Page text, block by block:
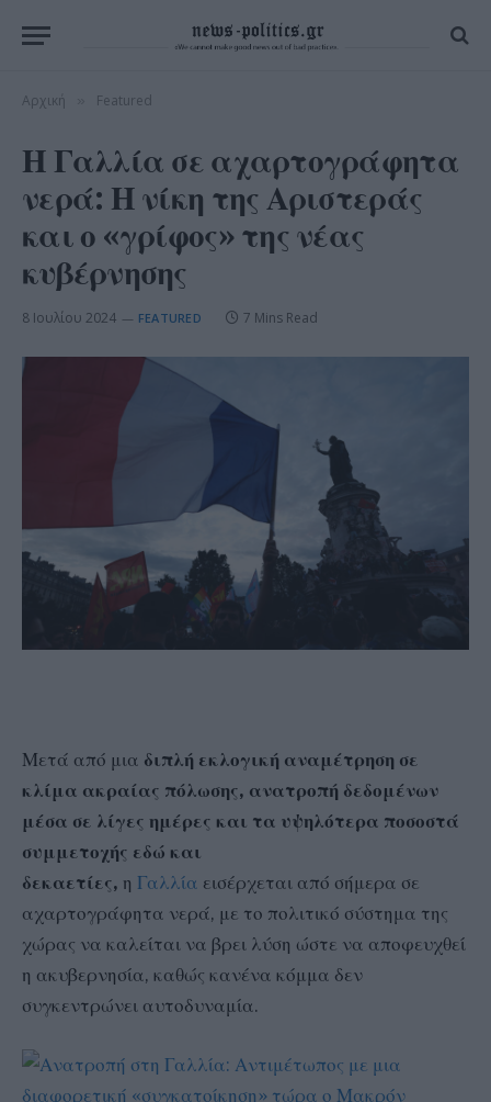
Αρχική Featured
Η Γαλλία σε αχαρτογράφητα
νερά: Η νίκη της Αριστεράς
και ο «γρίφος» της νέας
κυβέρνησης
8 Ιουλίου 2024 FEATURED 7 Mins Read
Μετά από μια διπλή εκλογική αναμέτρηση σε
κλίμα ακραίας πόλωσης, ανατροπή δεδομένων
μέσα σε λίγες ημέρες και τα υψηλότερα ποσοστά
συμμετοχής εδώ και
δεκαετίες, η Γαλλία εισέρχεται από σήμερα σε
αχαρτογράφητα νερά, με το πολιτικό σύστημα της
χώρας να καλείται να βρει λύση ώστε να αποφευχθεί
η ακυβερνησία, καθώς κανένα κόμμα δεν
συγκεντρώνει αυτοδυναμία.